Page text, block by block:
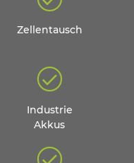
Zellentausch
Industrie
Akkus